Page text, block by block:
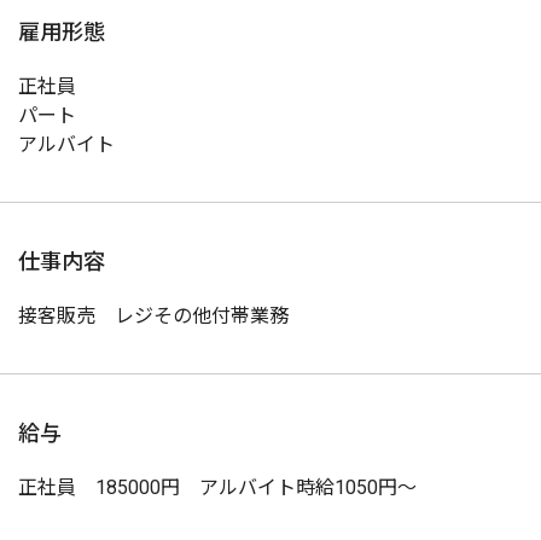
雇用形態
正社員
パート
アルバイト
仕事内容
接客販売 レジその他付帯業務
給与
正社員 185000円 アルバイト時給1050円～